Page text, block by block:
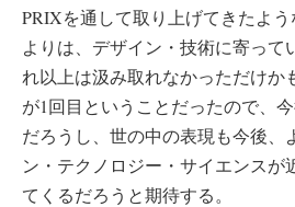
PRIXを通して取り上げてきたよ
よりは、デザイン・技術に寄って
れ以上は汲み取れなかっただけか
が1回目ということだったので、
だろうし、世の中の表現も今後、
ン・テクノロジー・サイエンスが
てくるだろうと期待する。